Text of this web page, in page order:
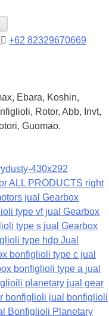
+62 82329670669
Ebara, Koshin,
Rotor, Abb, Invt,
Guomao.